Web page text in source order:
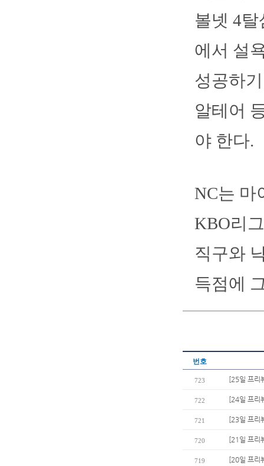
볼넷 4
에서 설
성공하
알테어
야 한다.
NC는 마
KBO리
직구와
득점에
번호
723 [25일 프리
722 [24일 프리
721 [23일 프리
720 [21일 프리
719 [20일 프리